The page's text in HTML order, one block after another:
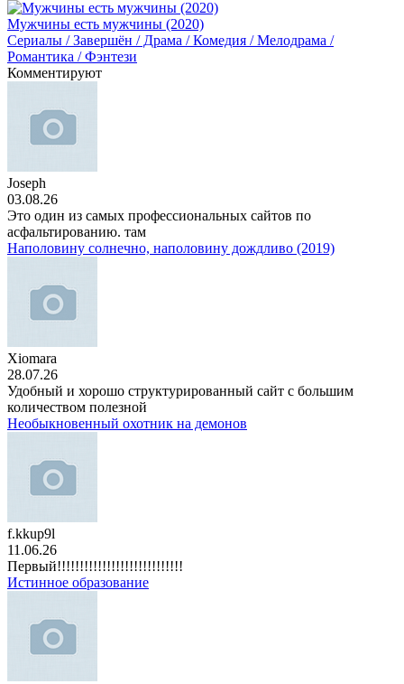
Мужчины есть мужчины (2020)
Сериалы / Завершён / Драма / Комедия / Мелодрама /
Романтика / Фэнтези
Комментируют
Joseph
03.08.26
Это один из самых профессиональных сайтов по
асфальтированию. там
Наполовину солнечно, наполовину дождливо (2019)
Xiomara
28.07.26
Удобный и хорошо структурированный сайт с большим
количеством полезной
Необыкновенный охотник на демонов
f.kkup9l
11.06.26
Первый!!!!!!!!!!!!!!!!!!!!!!!!!!!!
Истинное образование